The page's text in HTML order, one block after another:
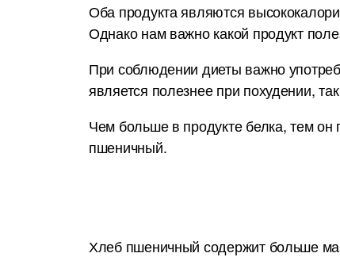
Оба продукта являются
Однако нам важно какой продукт
При соблюдении диеты важно
является полезнее при похудении,
Чем больше в продукте белка, тем
пшеничный.
Хлеб пшеничный содержит больше